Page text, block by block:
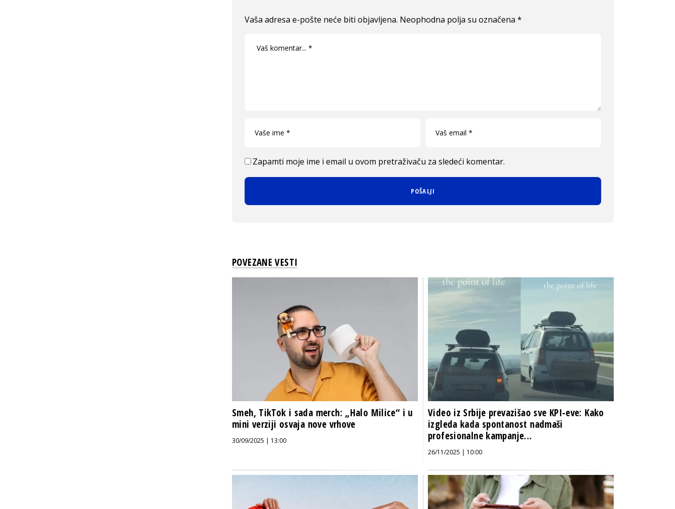
Vaša adresa e-pošte neće biti objavljena. Neophodna polja su označena *
Zapamti moje ime i email u ovom pretraživaču za sledeći komentar.
POVEZANE VESTI
Smeh, TikTok i sada merch: „Halo Milice“ i u
mini verziji osvaja nove vrhove
30/09/2025 | 13:00
Video iz Srbije prevazišao sve KPI-eve: Kako
izgleda kada spontanost nadmaši
profesionalne kampanje...
26/11/2025 | 10:00